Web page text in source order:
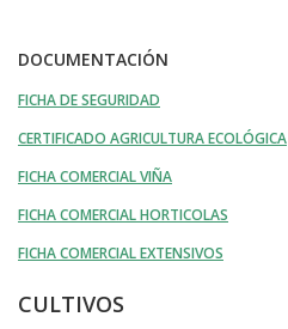
DOCUMENTACIÓN
FICHA DE SEGURIDAD
CERTIFICADO AGRICULTURA ECOLÓGICA
FICHA COMERCIAL VIÑA
FICHA COMERCIAL HORTICOLAS
FICHA COMERCIAL EXTENSIVOS
CULTIVOS